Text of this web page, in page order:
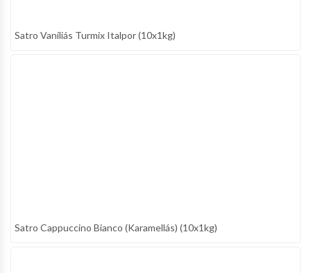
Satro Vaníliás Turmix Italpor (10x1kg)
Satro Cappuccino Bianco (Karamellás) (10x1kg)